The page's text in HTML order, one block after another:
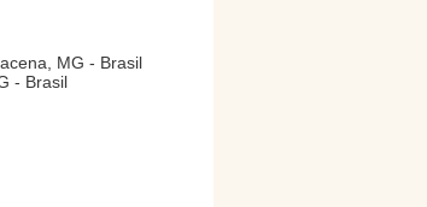
MG - Brasil
- Brasil